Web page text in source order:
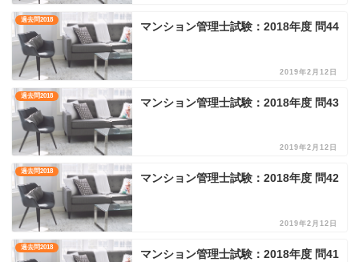
過去問2018
マンション管理士試験：2018年度 問44
2019年2月12日
過去問2018
マンション管理士試験：2018年度 問43
2019年2月12日
過去問2018
マンション管理士試験：2018年度 問42
2019年2月12日
過去問2018
マンション管理士試験：2018年度 問41